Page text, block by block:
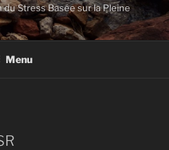
Stress Basée sur la Pleine
Menu